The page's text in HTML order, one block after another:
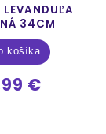
34CM
€
košíka